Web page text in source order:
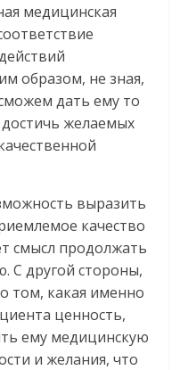
медицинская
образом, не зная,
дать ему то
желаемых
выразить
качество
смысл продолжать
С другой стороны,
том, какая именно
ценность,
ему медицинскую
и желания, что